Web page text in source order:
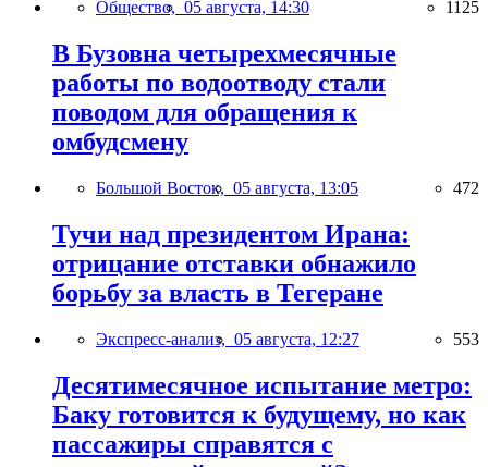
Общество, 05 августа, 14:30 1125
В Бузовна четырехмесячные
работы по водоотводу стали
поводом для обращения к
омбудсмену
Большой Восток, 05 августа, 13:05 472
Тучи над президентом Ирана:
отрицание отставки обнажило
борьбу за власть в Тегеране
Экспресс-анализ, 05 августа, 12:27 553
Десятимесячное испытание метро:
Баку готовится к будущему, но как
пассажиры справятся с